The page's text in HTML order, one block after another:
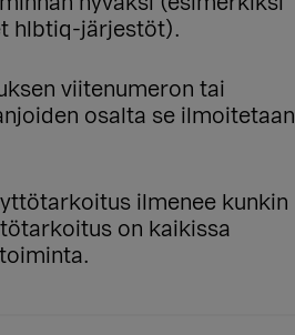
hlbtiq-järjestöt).
viitenumeron tai
osalta se ilmoitetaan
ilmenee kunkin
on kaikissa